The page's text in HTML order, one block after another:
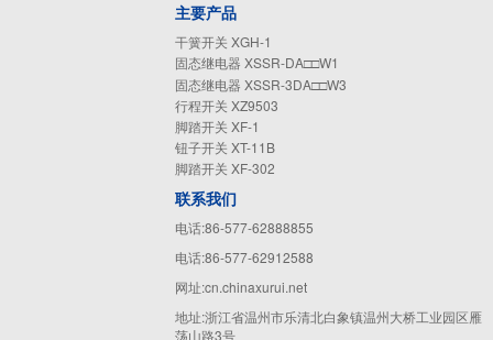
主要产品
干簧开关 XGH-1
固态继电器 XSSR-DA□□W1
固态继电器 XSSR-3DA□□W3
行程开关 XZ9503
脚踏开关 XF-1
钮子开关 XT-11B
脚踏开关 XF-302
联系我们
电话:86-577-62888855
电话:86-577-62912588
网址:cn.chinaxurui.net
地址:浙江省温州市乐清北白象镇温州大桥工业园区雁
荡山路3号